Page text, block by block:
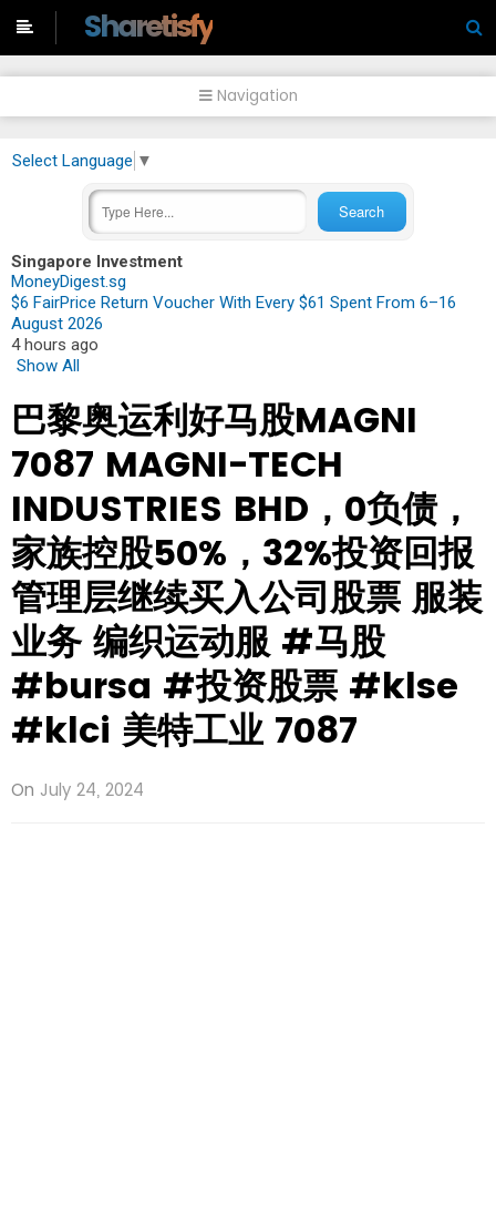
Sharetisfy
Navigation
Select Language ▼
Singapore Investment
MoneyDigest.sg
$6 FairPrice Return Voucher With Every $61 Spent From 6–16
August 2026
4 hours ago
Show All
巴黎奥运利好马股MAGNI
7087 MAGNI-TECH
INDUSTRIES BHD，0负债，
家族控股50%，32%投资回报
管理层继续买入公司股票 服装
业务 编织运动服 #马股
#bursa #投资股票 #klse
#klci 美特工业 7087
On July 24, 2024